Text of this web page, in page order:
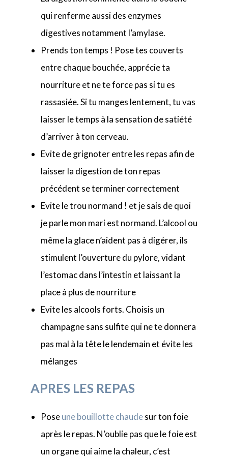
qui renferme aussi des enzymes
digestives notamment l’amylase.
Prends ton temps ! Pose tes couverts
entre chaque bouchée, apprécie ta
nourriture et ne te force pas si tu es
rassasiée. Si tu manges lentement, tu vas
laisser le temps à la sensation de satiété
d’arriver à ton cerveau.
Evite de grignoter entre les repas afin de
laisser la digestion de ton repas
précédent se terminer correctement
Evite le trou normand ! et je sais de quoi
je parle mon mari est normand. L’alcool ou
même la glace n’aident pas à digérer, ils
stimulent l’ouverture du pylore, vidant
l’estomac dans l’intestin et laissant la
place à plus de nourriture
Evite les alcools forts. Choisis un
champagne sans sulfite qui ne te donnera
pas mal à la tête le lendemain et évite les
mélanges
APRES LES REPAS
Poseune bouillotte chaudesur ton foie
après le repas. N’oublie pas que le foie est
un organe qui aime la chaleur, c’est